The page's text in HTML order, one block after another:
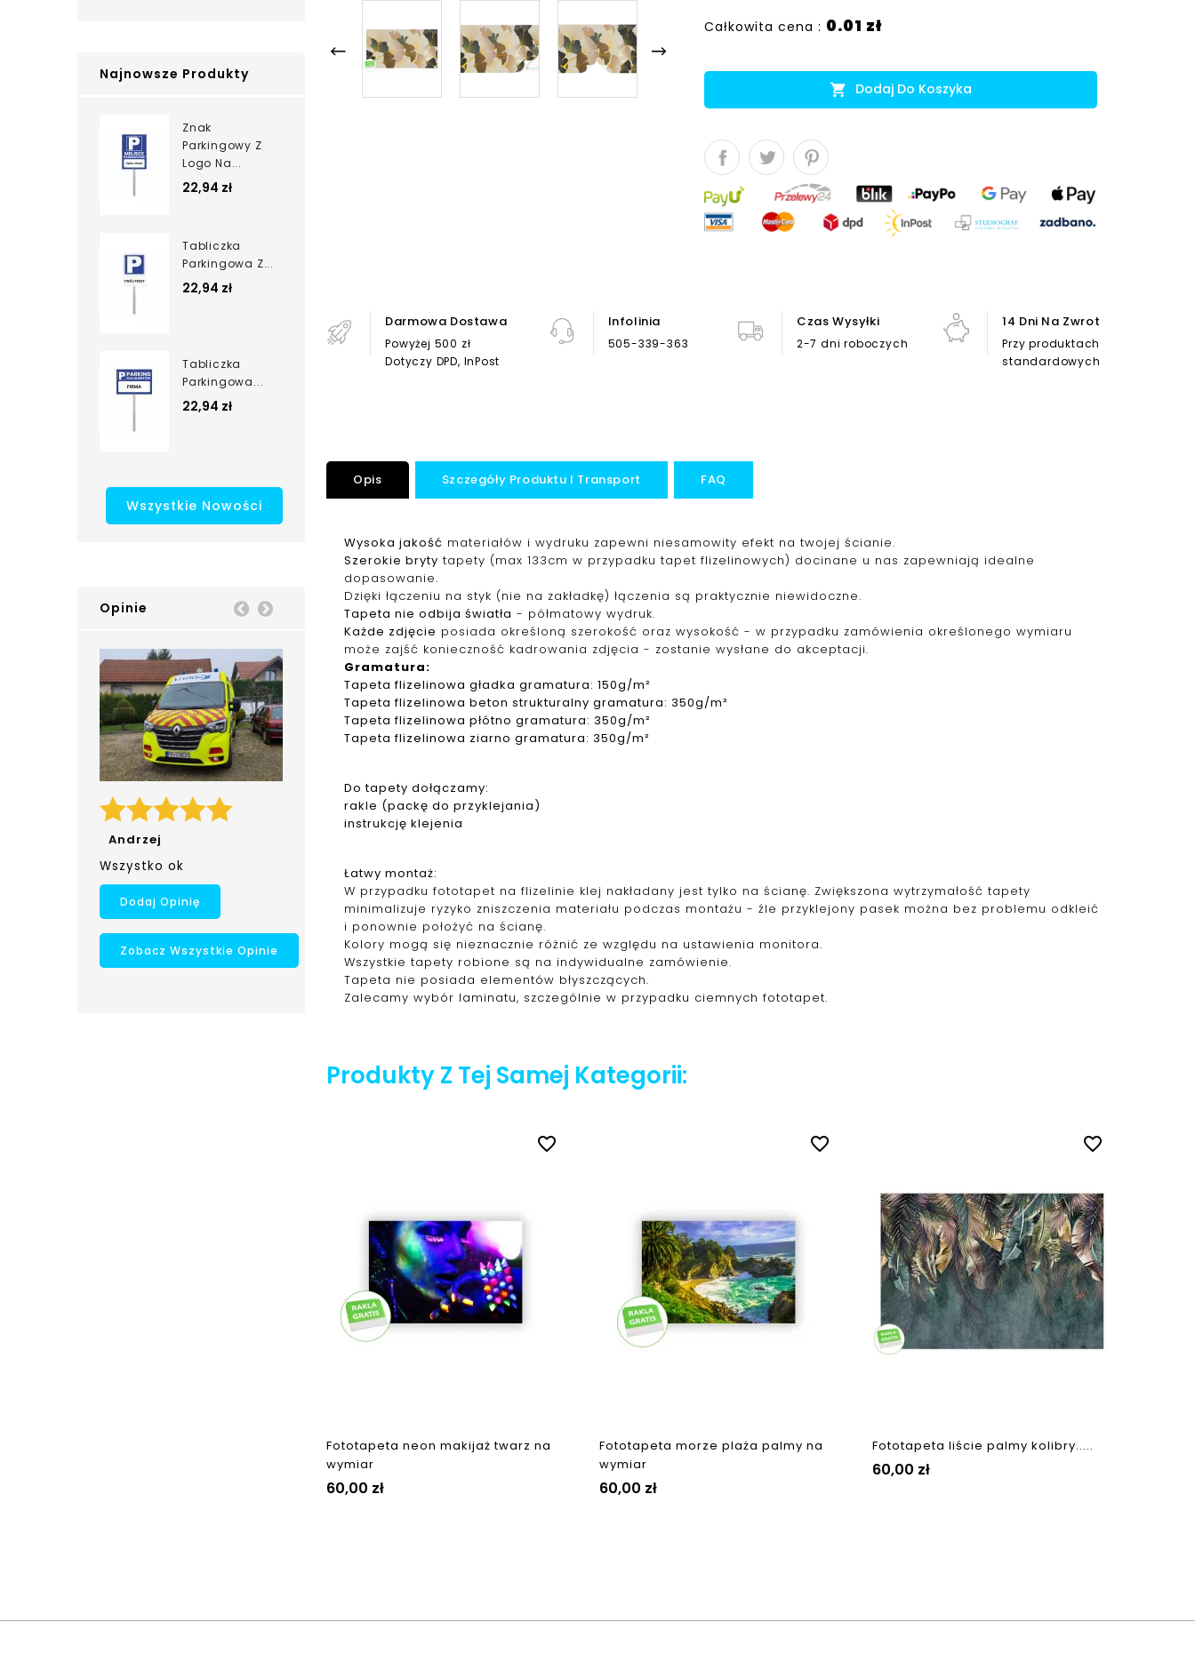
Najnowsze Produkty
Znak
Parkingowy Z
Logo Na...
22,94 zł
Tabliczka
Parkingowa Z...
22,94 zł
Tabliczka
Parkingowa...
22,94 zł
Wszystkie Nowości
Opinie
Andrzej
Wszystko ok
Prev
Dodaj Opinię
Zobacz Wszystkie Opinie
Całkowita cena : 0.01 zł
 Dodaj Do Koszyka
Darmowa Dostawa
Powyżej 500 zł
Dotyczy DPD, InPost
Infolinia
505-339-363
Czas Wysyłki
2-7 dni roboczych
14 Dni Na Zwrot
Przy produktach
standardowych
Opis Szczegóły Produktu I Transport FAQ
Wysoka jakość materiałów i wydruku zapewni niesamowity efekt na twojej ścianie.
Szerokie bryty tapety (max 133cm w przypadku tapet flizelinowych) docinane u nas zapewniają idealne
dopasowanie.
Dzięki łączeniu na styk (nie na zakładkę) łączenia są praktycznie niewidoczne.
Tapeta nie odbija światła - półmatowy wydruk.
Każde zdjęcie posiada określoną szerokość oraz wysokość - w przypadku zamówienia określonego wymiaru
może zajść konieczność kadrowania zdjęcia - zostanie wysłane do akceptacji.
Gramatura:
Tapetaflizelinowa gładka gramatura: 150g/m²
Tapetaflizelinowa beton strukturalny gramatura: 350g/m²
Tapetaflizelinowa płótno gramatura: 350g/m²
Tapetaflizelinowa ziarno gramatura: 350g/m²
Do tapety dołączamy:
rakle (packę do przyklejania)
instrukcję klejenia
Łatwy montaż:
W przypadku fototapet na flizelinie klej nakładany jest tylko na ścianę. Zwiększona wytrzymałość tapety
minimalizuje ryzyko zniszczenia materiału podczas montażu - źle przyklejony pasek można bez problemu odkleić
i ponownie położyć na ścianę.
Kolory mogą się nieznacznie różnić ze względu na ustawienia monitora.
Wszystkie tapety robione są na indywidualne zamówienie.
Tapeta nie posiada elementów błyszczących.
Zalecamy wybór laminatu, szczególnie w przypadku ciemnych fototapet.
Produkty Z Tej Samej Kategorii:
favorite_border
Fototapeta neon makijaż twarz na
wymiar
Cena
60,00 zł
favorite_border
Fototapeta morze plaża palmy na
wymiar
Cena
60,00 zł
favorite_border
Fototapeta liście palmy kolibry.....
Cena
60,00 zł